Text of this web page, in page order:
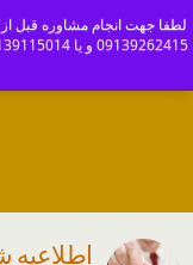
ajoranco_zapas
لطفا جهت انجام مشاوره قبل از